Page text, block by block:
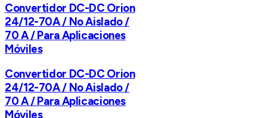
Convertidor DC-DC Orion
24/12-70A / No Aislado /
70 A / Para Aplicaciones
Móviles
Convertidor DC-DC Orion
24/12-70A / No Aislado /
70 A / Para Aplicaciones
Móviles